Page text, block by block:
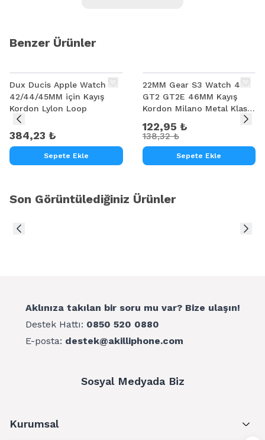
Benzer Ürünler
Dux Ducis Apple Watch
42/44/45MM için Kayış
Kordon Lylon Loop
384,23 ₺
Sepete Ekle
22MM Gear S3 Watch 4 -
GT2 GT2E 46MM Kayış
Kordon Milano Metal Klasik
122,95 ₺
138,32 ₺
Sepete Ekle
Son Görüntülediğiniz Ürünler
Aklınıza takılan bir soru mu var? Bize ulaşın!
Destek Hattı: 0850 520 0880
E-posta: destek@akilliphone.com
Sosyal Medyada Biz
Kurumsal